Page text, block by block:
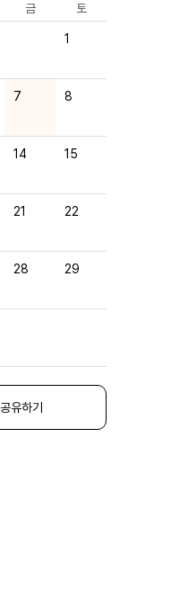
금 토
1
7 8
14 15
21 22
28 29
공유하기